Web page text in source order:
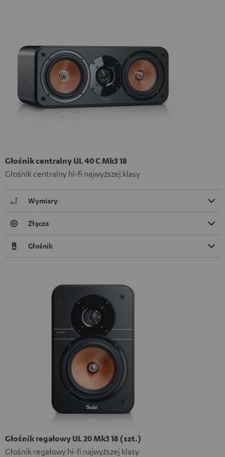
Głośnik centralny UL 40 C Mk3 18
Głośnik centralny hi-fi najwyższej klasy
Wymiary
Złącza
Głośnik
Głośnik regałowy UL 20 Mk3 18 (szt.)
Głośnik regałowy hi-fi najwyższej klasy